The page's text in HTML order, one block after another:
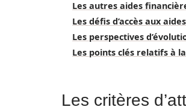
Les autres aides
Les défis d’accès aux
Les perspectives
Les points clés relatifs à
Les critères